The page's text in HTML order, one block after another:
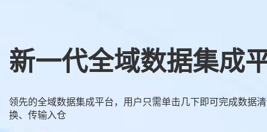
新一代全域数据集成
领先的全域数据集成平台，用户只需单击几下即可完成数据
换、传输入仓